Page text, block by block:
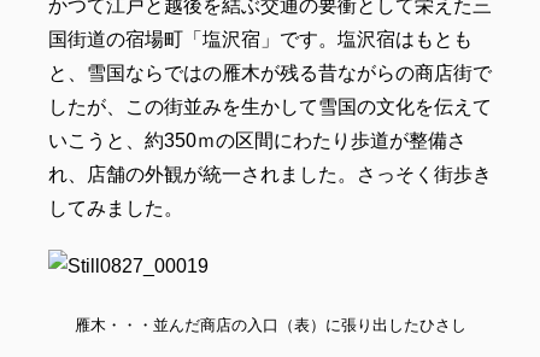
かつて江戸と越後を結ぶ交通の要衝として栄えた三
国街道の宿場町「塩沢宿」です。塩沢宿はもとも
と、雪国ならではの雁木が残る昔ながらの商店街で
したが、この街並みを生かして雪国の文化を伝えて
いこうと、約350ｍの区間にわたり歩道が整備さ
れ、店舗の外観が統一されました。さっそく街歩き
してみました。
雁木・・・並んだ商店の入口（表）に張り出したひさし